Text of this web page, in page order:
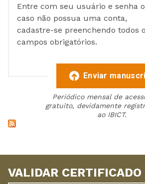
Entre com seu usuário e senha
caso não possua uma conta,
cadastre-se preenchendo todos
campos obrigatórios.
Enviar
Periódico mensal de
gratuito, devidamente
ao IBICT.
VALIDAR CERTIFICADO